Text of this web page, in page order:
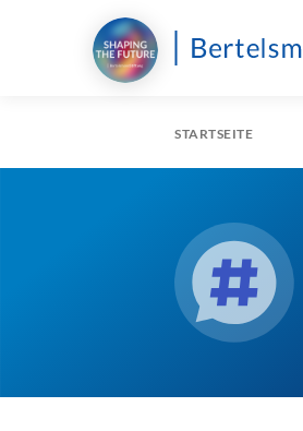
STARTSEITE